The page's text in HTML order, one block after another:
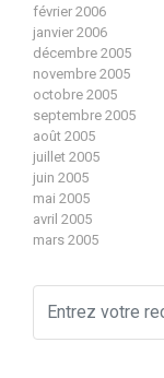
février 2006
janvier 2006
décembre 2005
novembre 2005
octobre 2005
septembre 2005
août 2005
juillet 2005
juin 2005
mai 2005
avril 2005
mars 2005